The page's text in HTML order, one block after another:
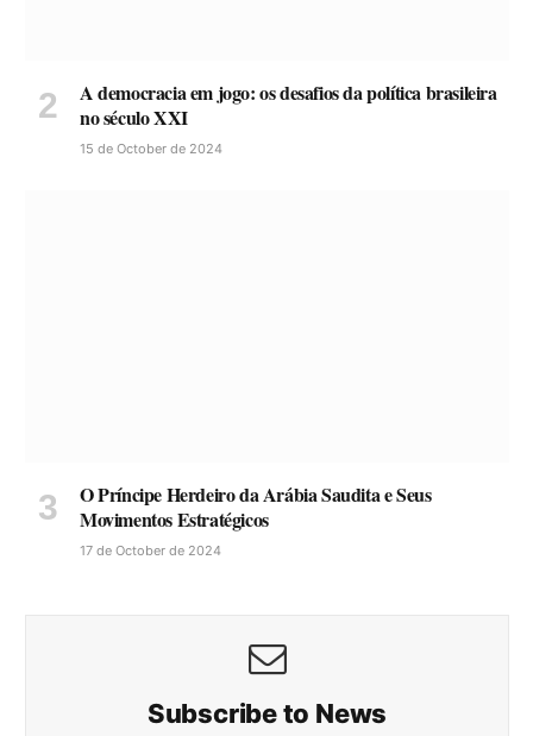
A democracia em jogo: os desafios da política brasileira
no século XXI
15 de October de 2024
O Príncipe Herdeiro da Arábia Saudita e Seus
Movimentos Estratégicos
17 de October de 2024
Subscribe to News